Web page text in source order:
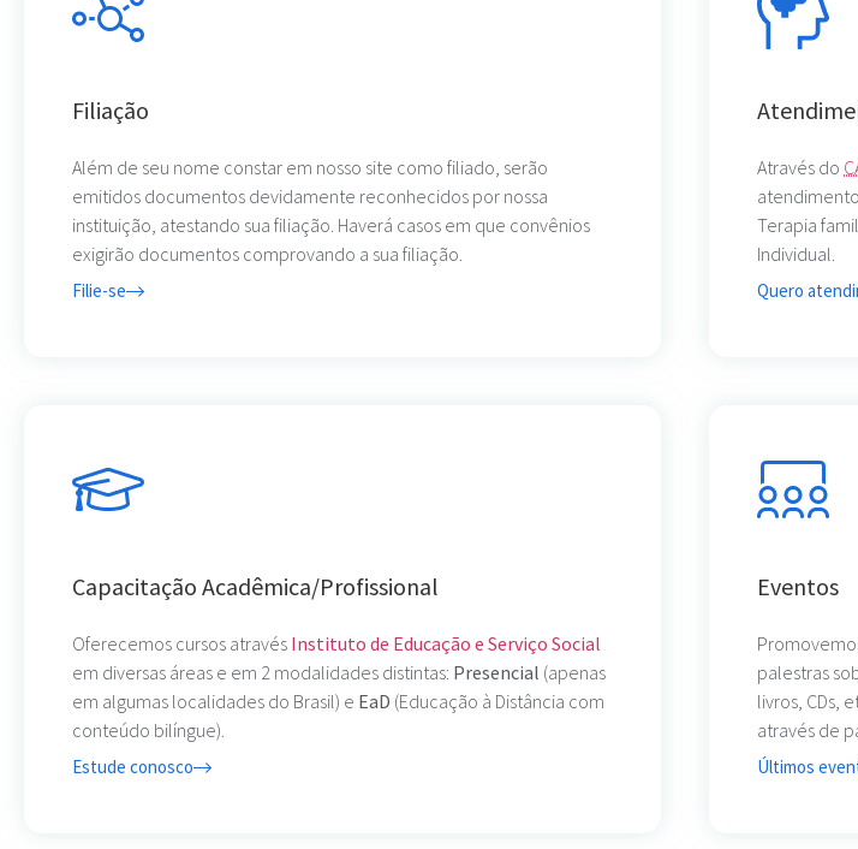
Filiação
Além de seu nome constar em nosso site como filiado, serão
emitidos documentos devidamente reconhecidos por nossa
instituição, atestando sua filiação. Haverá casos em que convênios
exigirão documentos comprovando a sua filiação.​
Filie-se
Através do
Terapia
Individual.
Quero
Capacitação Acadêmica/Profissional
Oferecemos cursos através Instituto de Educação e Serviço Social
em diversas áreas e em 2 modalidades distintas: Presencial (apenas
em algumas localidades do Brasil) e EaD (Educação à Distância com
conteúdo bilíngue).
Estude conosco
Eventos
palestras
livros, CDs,
através de
Últimos